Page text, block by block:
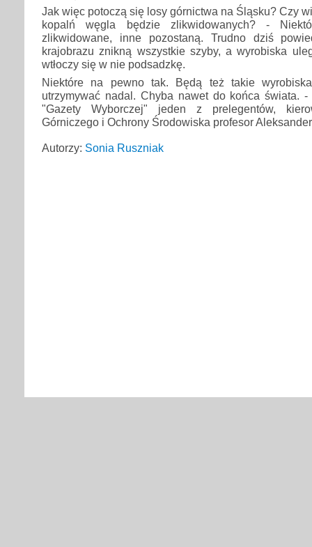
Jak więc potoczą się losy górnictwa na Śląsku? Czy
kopalń węgla będzie zlikwidowanych? -
zlikwidowane, inne pozostaną. Trudno dziś
krajobrazu znikną wszystkie szyby, a wyrobiska
wtłoczy się w nie podsadzkę.
Niektóre na pewno tak. Będą też takie
utrzymywać nadal. Chyba nawet do końca świata. -
"Gazety Wyborczej" jeden z prelegentów,
Górniczego i Ochrony Środowiska profesor
Autorzy: Sonia Ruszniak